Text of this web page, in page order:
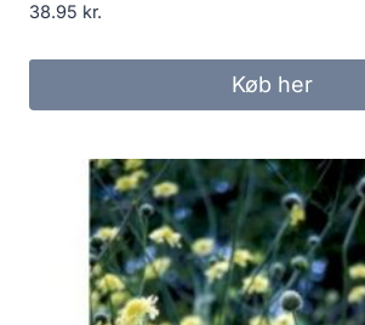
38.95 kr.
Køb her